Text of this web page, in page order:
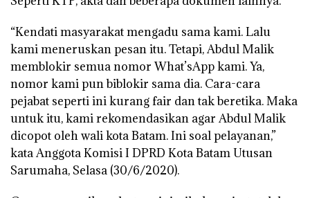
“Kendati masyarakat mengadu sama kami. Lalu
kami meneruskan pesan itu. Tetapi, Abdul Malik
memblokir semua nomor What’sApp kami. Ya,
nomor kami pun biblokir sama dia. Cara-cara
pejabat seperti ini kurang fair dan tak beretika. Maka
untuk itu, kami rekomendasikan agar Abdul Malik
dicopot oleh wali kota Batam. Ini soal pelayanan,”
kata Anggota Komisi I DPRD Kota Batam Utusan
Sarumaha, Selasa (30/6/2020).